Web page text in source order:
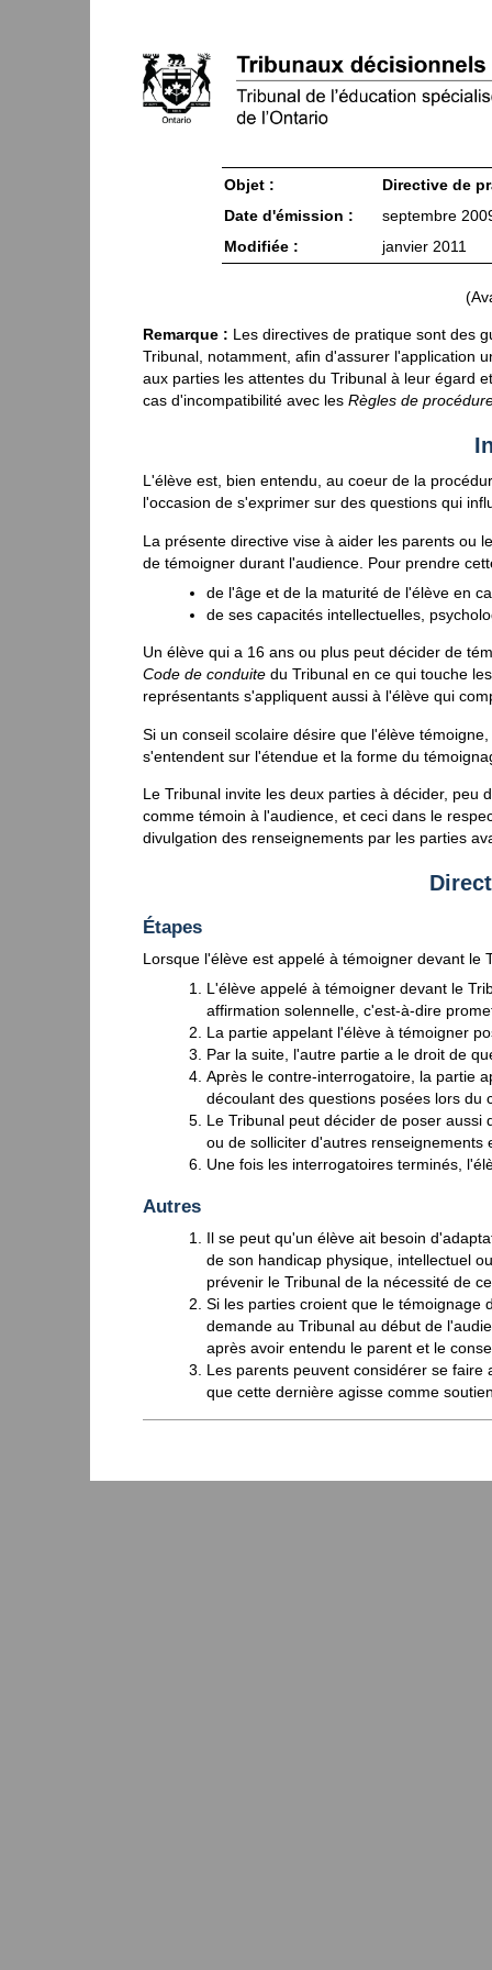
Objet :
Directive de
Date d'émission :
septembre
Modifiée :
janvier 2011
Remarque : Les directives de pratique sont des
Tribunal, notamment, afin d'assurer l'application
aux parties les attentes du Tribunal à leur égard
cas d'incompatibilité avec les Règles de
L'élève est, bien entendu, au coeur de la
l'occasion de s'exprimer sur des questions qui
La présente directive vise à aider les parents ou
de témoigner durant l'audience. Pour prendre
de l'âge et de la maturité de l'élève en
de ses capacités intellectuelles,
Un élève qui a 16 ans ou plus peut décider de
Code de conduite du Tribunal en ce qui touche
représentants s'appliquent aussi à l'élève qui
Si un conseil scolaire désire que l'élève
s'entendent sur l'étendue et la forme du
Le Tribunal invite les deux parties à décider, peu
comme témoin à l'audience, et ceci dans le
divulgation des renseignements par les parties
Étapes
Lorsque l'élève est appelé à témoigner devant le
L'élève appelé à témoigner devant le
affirmation solennelle, c'est-à-dire
La partie appelant l'élève à témoigner
Par la suite, l'autre partie a le droit de
Après le contre-interrogatoire, la partie
découlant des questions posées lors du
Le Tribunal peut décider de poser aussi
ou de solliciter d'autres renseignements
Une fois les interrogatoires terminés,
Autres
Il se peut qu'un élève ait besoin
de son handicap physique, intellectuel
prévenir le Tribunal de la nécessité de
Si les parties croient que le témoignage
demande au Tribunal au début de
après avoir entendu le parent et le
Les parents peuvent considérer se
que cette dernière agisse comme